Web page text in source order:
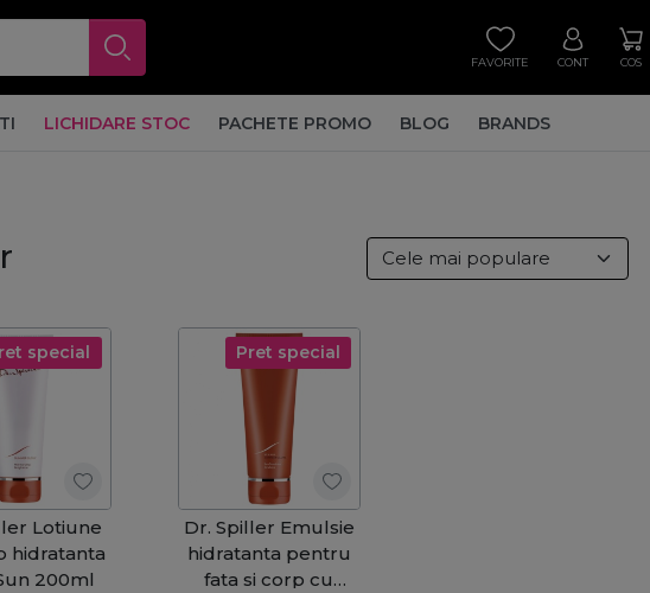
FAVORITE CONT COS
LICHIDARE STOC PACHETE PROMO BLOG BRANDS
special
Lotiune
hidratanta
200ml
Pret special
Dr. Spiller Emulsie
hidratanta pentru
fata si corp cu